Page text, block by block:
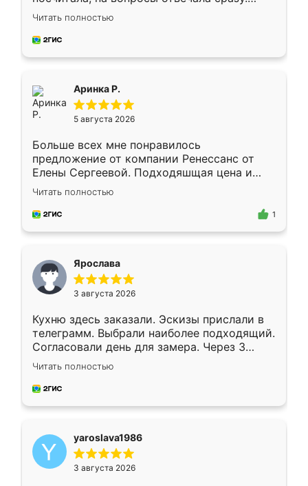
Замерщик приехал в субботу, подошёл к
делу со всей ответственностью. Собрали
за день, ребята работали аккуратно, даже
Читать полностью
Аринка Р.
5 августа 2026
Больше всех мне понравилось
предложение от компании Ренессанс от
Елены Сергеевой. Подходяшщая цена и
короткие сроки изготовления. Приехавший
для замера сотрудник Владислав
предложил по моему эскизу самый
Читать полностью
1
Ярослава
3 августа 2026
Кухню здесь заказали. Эскизы прислали в
телеграмм. Выбрали наиболее подходящий.
Согласовали день для замера. Через 3
недели кухня была уже готова. Остались
довольны работой. Спасибо Ренессанс
мебель за качественную работу!
Читать полностью
yaroslava1986
3 августа 2026